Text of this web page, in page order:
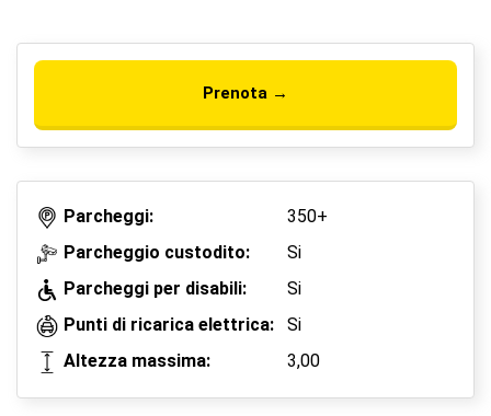
Prenota →
Parcheggi:
350+
Parcheggio custodito:
Si
Parcheggi per disabili:
Si
Punti di ricarica elettrica:
Si
Altezza massima:
3,00